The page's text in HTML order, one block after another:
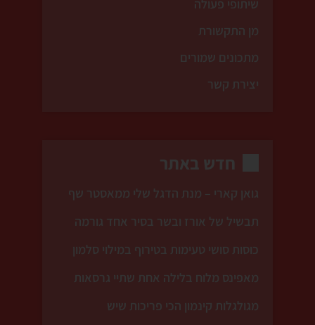
שיתופי פעולה
מן התקשורת
מתכונים שמורים
יצירת קשר
חדש באתר
גואן קארי – מנת הדגל שלי ממאסטר שף
תבשיל של אורז ובשר בסיר אחד גורמה
כוסות סושי טעימות בטירוף במילוי סלמון
מאפינס מלוח בלילה אחת שתיי גרסאות
מגולגלות קינמון הכי פריכות שיש